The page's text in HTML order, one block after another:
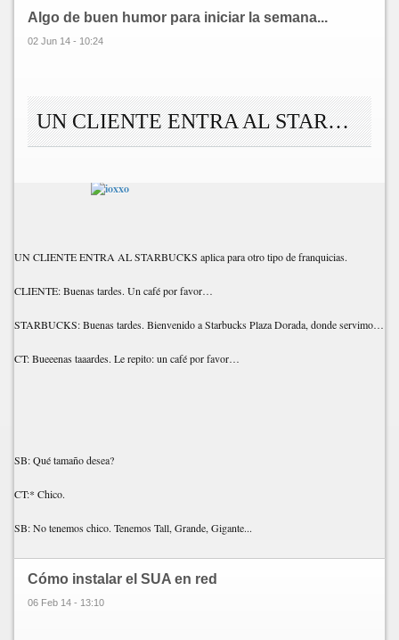
Algo de buen humor para iniciar la semana...
02 Jun 14 - 10:24
UN CLIENTE ENTRA AL STARBUCKS…
UN CLIENTE ENTRA AL STARBUCKS aplica para otro tipo de franquicias.
CLIENTE: Buenas tardes. Un café por favor…
STARBUCKS: Buenas tardes. Bienvenido a Starbucks Plaza Dorada, donde servimos el mejor café del mundo, soy Antonio, su “coffee-tender” en turno. ¿En qué puedo servirle?
CT: Bueeenas taaardes. Le repito: un café por favor…
SB: Qué tamaño desea?
CT:* Chico.
SB: No tenemos chico. Tenemos Tall, Grande, Gigante...
Cómo instalar el SUA en red
06 Feb 14 - 13:10